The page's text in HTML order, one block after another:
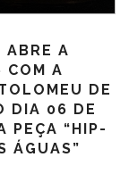
ABRE A
COM A
DE
DIA 06 DE
PEÇA “HIP-
ÁGUAS”